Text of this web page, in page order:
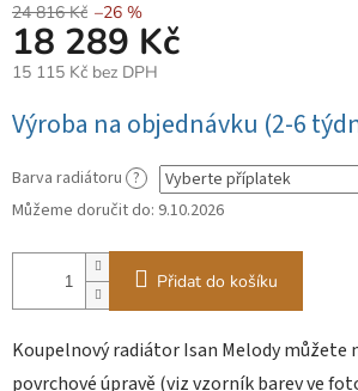
24 816 Kč –26 %
18 289 Kč
15 115 Kč bez DPH
cena:
Výroba na objednávku (2-6
Barva radiátoru ?
Můžeme doručit do: 9.10.2026
Přidat do košíku
Koupelnový radiátor Isan Melody
povrchové úpravě (viz vzorník barev ve